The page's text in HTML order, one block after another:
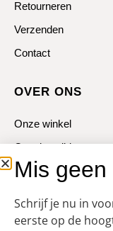
Retourneren
Verzenden
Contact
OVER ONS
Onze winkel
Openingstijden
Koopzondagen
Mis
Schrijf je nu in
eerste op de